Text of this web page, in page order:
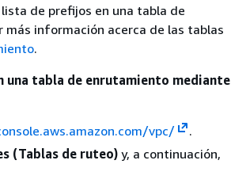
de prefijos en una tabla de
información acerca de las tablas
.
una tabla de enrutamiento mediante
vpc/
.
(Tablas de ruteo)y, a continuación,